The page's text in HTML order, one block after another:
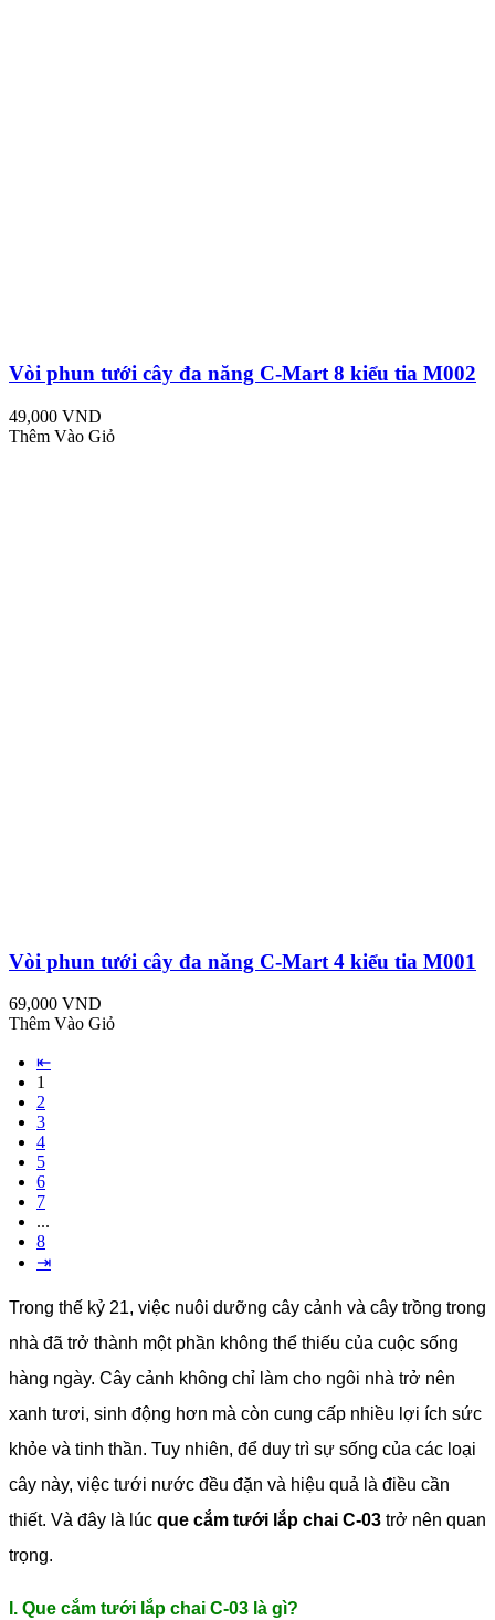
Vòi phun tưới cây đa năng C-Mart 8 kiểu tia M002
49,000 VND
Thêm Vào Giỏ
Vòi phun tưới cây đa năng C-Mart 4 kiểu tia M001
69,000 VND
Thêm Vào Giỏ
⇤
1
2
3
4
5
6
7
...
8
⇥
Trong thế kỷ 21, việc nuôi dưỡng cây cảnh và cây trồng trong
nhà đã trở thành một phần không thể thiếu của cuộc sống
hàng ngày. Cây cảnh không chỉ làm cho ngôi nhà trở nên
xanh tươi, sinh động hơn mà còn cung cấp nhiều lợi ích sức
khỏe và tinh thần. Tuy nhiên, để duy trì sự sống của các loại
cây này, việc tưới nước đều đặn và hiệu quả là điều cần
thiết. Và đây là lúc que cắm tưới lắp chai C-03 trở nên quan
trọng.
I. Que cắm tưới lắp chai C-03 là gì?